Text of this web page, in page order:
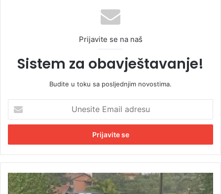
Prijavite se na naš
Sistem za obavještavanje!
Budite u toku sa posljednjim novostima.
e
i
t
E
m
P
o